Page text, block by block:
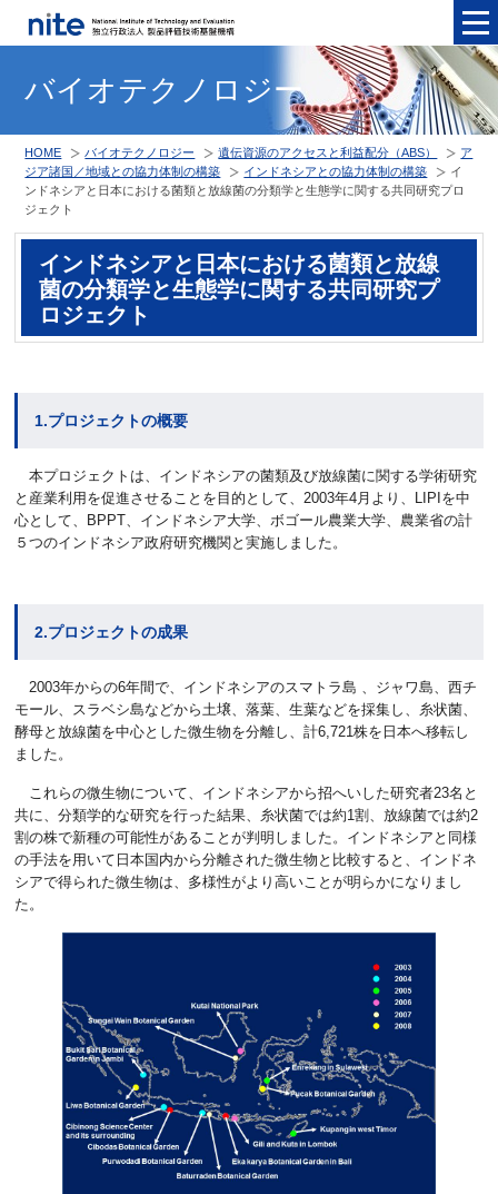
バイオテクノロジー
HOME バイオテクノロジー 遺伝資源のアクセスと利益配分（ABS）
ア
ジア諸国／地域との協力体制の構築
インドネシアとの協力体制の構築
イ
ンドネシアと日本における菌類と放線菌の分類学と生態学に関する共同研究プロ
ジェクト
インドネシアと日本における菌類と放線
菌の分類学と生態学に関する共同研究プ
ロジェクト
1.プロジェクトの概要
本プロジェクトは、インドネシアの菌類及び放線菌に関する学術研究
と産業利用を促進させることを目的として、2003年4月より、LIPIを中
心として、BPPT、インドネシア大学、ボゴール農業大学、農業省の計
５つのインドネシア政府研究機関と実施しました。
2.プロジェクトの成果
2003年からの6年間で、インドネシアのスマトラ島 、ジャワ島、西チ
モール、スラベシ島などから土壌、落葉、生葉などを採集し、糸状菌、
酵母と放線菌を中心とした微生物を分離し、計6,721株を日本へ移転し
ました。
これらの微生物について、インドネシアから招へいした研究者23名と
共に、分類学的な研究を行った結果、糸状菌では約1割、放線菌では約2
割の株で新種の可能性があることが判明しました。インドネシアと同様
の手法を用いて日本国内から分離された微生物と比較すると、インドネ
シアで得られた微生物は、多様性がより高いことが明らかになりまし
た。